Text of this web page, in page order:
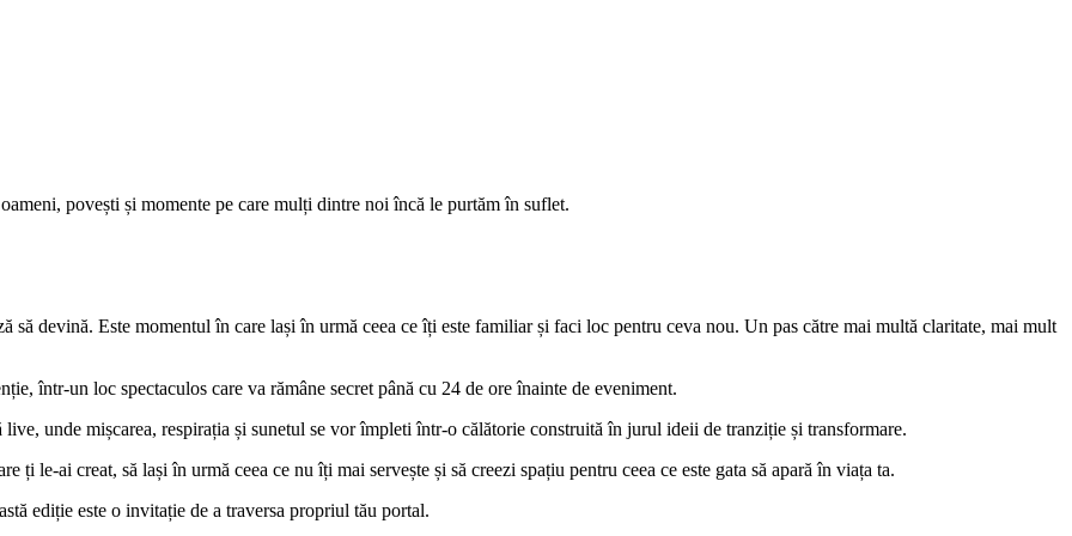
povești și momente pe care mulți dintre noi încă le purtăm în suflet.
să devină. Este momentul în care lași în urmă ceea ce îți este familiar și faci loc pentru ceva nou. Un pas către mai multă claritate, mai mult
într-un loc spectaculos care va rămâne secret până cu 24 de ore înainte de eveniment.
unde mișcarea, respirația și sunetul se vor împleti într-o călătorie construită în jurul ideii de tranziție și transformare.
ți le-ai creat, să lași în urmă ceea ce nu îți mai servește și să creezi spațiu pentru ceea ce este gata să apară în viața ta.
ediție este o invitație de a traversa propriul tău portal.